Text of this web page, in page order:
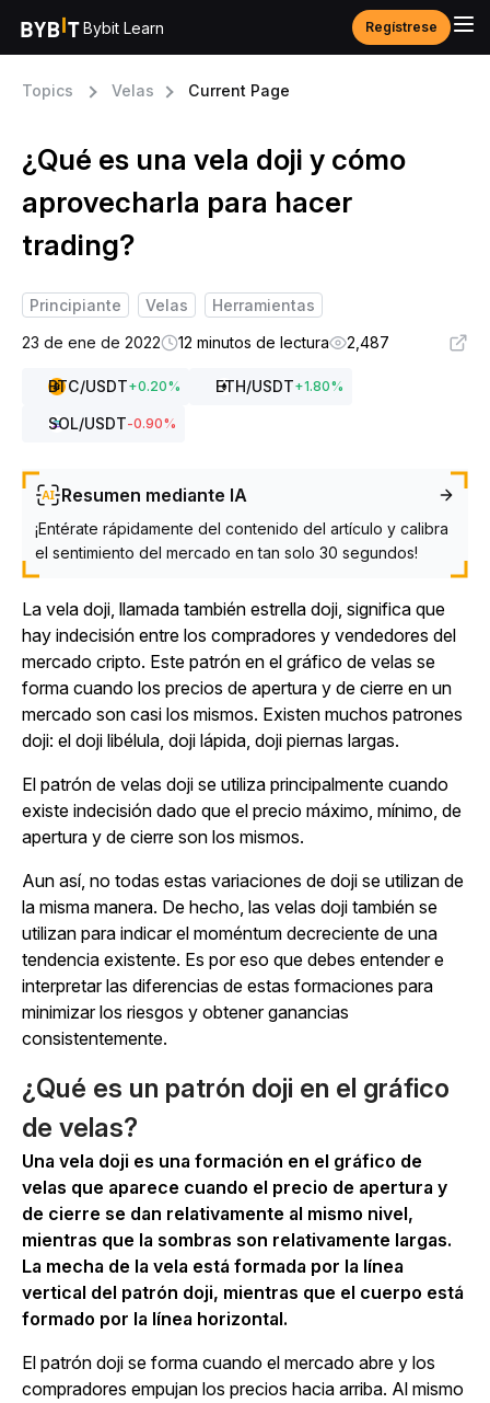
Bybit Learn Regístrese
Topics Velas Current Page
¿Qué es una vela doji y cómo
aprovecharla para hacer
trading?
Principiante Velas
Herramientas
23 de ene de 2022
12 minutos de lectura 2,487
BTC/USDT+0.20% ETH/USDT+1.80%
SOL/USDT-0.90%
Resumen mediante IA
¡Entérate rápidamente del contenido del artículo y calibra
el sentimiento del mercado en tan solo 30 segundos!
La vela doji, llamada también estrella doji, significa que
hay indecisión entre los compradores y vendedores del
mercado cripto. Este patrón en el gráfico de velas se
forma cuando los precios de apertura y de cierre en un
mercado son casi los mismos. Existen muchos patrones
doji: el doji libélula, doji lápida, doji piernas largas.
El patrón de velas doji se utiliza principalmente cuando
existe indecisión dado que el precio máximo, mínimo, de
apertura y de cierre son los mismos.
Aun así, no todas estas variaciones de doji se utilizan de
la misma manera. De hecho, las velas doji también se
utilizan para indicar el moméntum decreciente de una
tendencia existente. Es por eso que debes entender e
interpretar las diferencias de estas formaciones para
minimizar los riesgos y obtener ganancias
consistentemente.
¿Qué es un patrón doji en el gráfico
de velas?
Una vela doji es una formación en el gráfico de
velas que aparece cuando el precio de apertura y
de cierre se dan relativamente al mismo nivel,
mientras que la sombras son relativamente largas.
La mecha de la vela está formada por la línea
vertical del patrón doji, mientras que el cuerpo está
formado por la línea horizontal.
El patrón doji se forma cuando el mercado abre y los
compradores empujan los precios hacia arriba. Al mismo